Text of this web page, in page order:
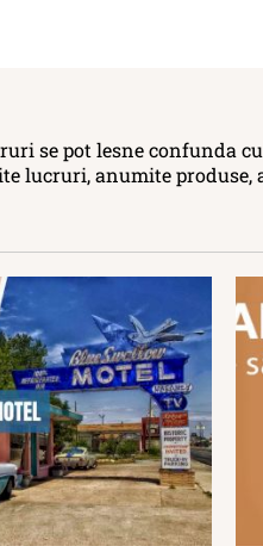
se pot lesne confunda
lucruri, anumite